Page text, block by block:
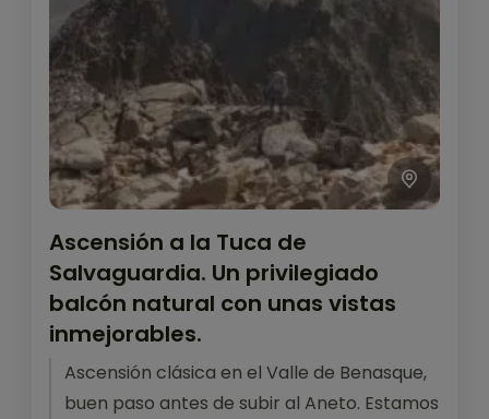
Ascensión a la Tuca de
Salvaguardia. Un privilegiado
balcón natural con unas vistas
inmejorables.
Ascensión clásica en el Valle de Benasque,
buen paso antes de subir al Aneto. Estamos